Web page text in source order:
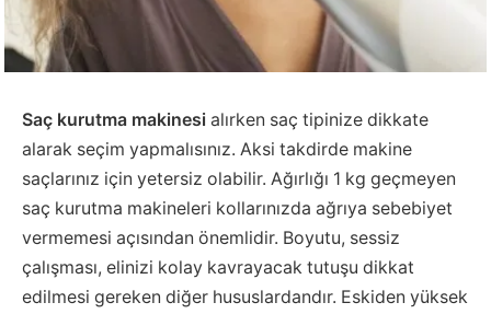
Saç kurutma makinesi alırken saç tipinize dikkate
alarak seçim yapmalısınız. Aksi takdirde makine
saçlarınız için yetersiz olabilir. Ağırlığı 1 kg geçmeyen
saç kurutma makineleri kollarınızda ağrıya sebebiyet
vermemesi açısından önemlidir. Boyutu, sessiz
çalışması, elinizi kolay kavrayacak tutuşu dikkat
edilmesi gereken diğer hususlardandır. Eskiden yüksek